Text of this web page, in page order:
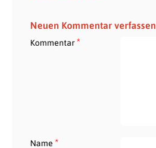
Neuen Kommentar verfassen
Kommentar*
Name *